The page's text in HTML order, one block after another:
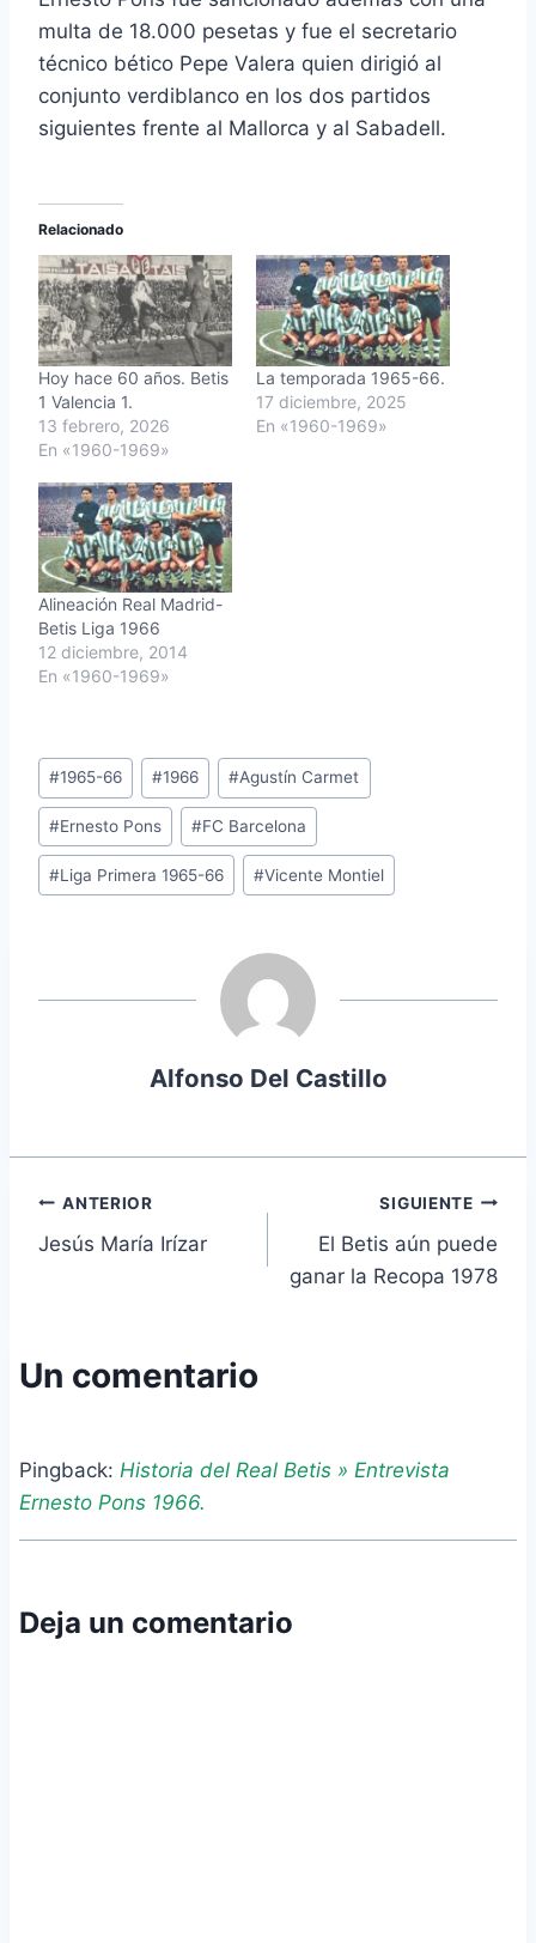
multa de 18.000 pesetas y fue el secretario
técnico bético Pepe Valera quien dirigió al
conjunto verdiblanco en los dos partidos
siguientes frente al Mallorca y al Sabadell.
Relacionado
Hoy hace 60 años. Betis
1 Valencia 1.
13 febrero, 2026
En «1960-1969»
La temporada 1965-66.
17 diciembre, 2025
En «1960-1969»
Alineación Real Madrid-
Betis Liga 1966
12 diciembre, 2014
En «1960-1969»
Etiquetas
de
la
entrada:
#1965-66 #1966 #Agustín Carmet
#Ernesto Pons #FC Barcelona
#Liga Primera 1965-66 #Vicente Montiel
Alfonso Del Castillo
Navegación
de
ANTERIOR
Jesús María Irízar
SIGUIENTE
El Betis aún puede
ganar la Recopa 1978
Un comentario
Pingback: Historia del Real Betis » Entrevista
Ernesto Pons 1966.
Deja un comentario